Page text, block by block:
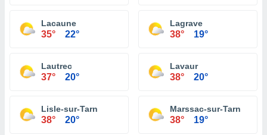
Lacaune
35° 22°
Lagrave
38° 19°
Lautrec
37° 20°
Lavaur
38° 20°
Lisle-sur-Tarn
38° 20°
Marssac-sur-Tarn
38° 19°